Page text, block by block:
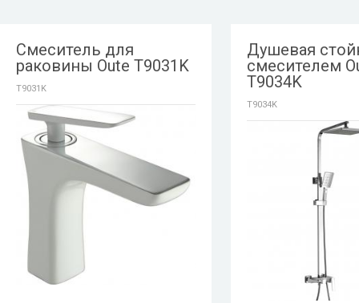
Смеситель для
раковины Oute T9031K
T9031K
Душевая
смесителем
T9034K
T9034K